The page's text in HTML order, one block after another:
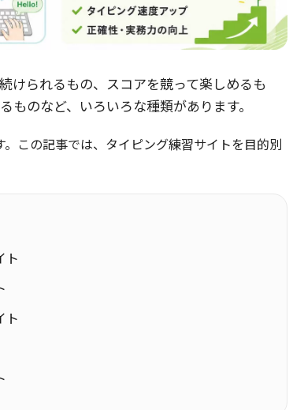
けられるもの、スコアを競って楽しめるも
のなど、いろいろな種類があります。
この記事では、タイピング練習サイトを目的別
ト
ト